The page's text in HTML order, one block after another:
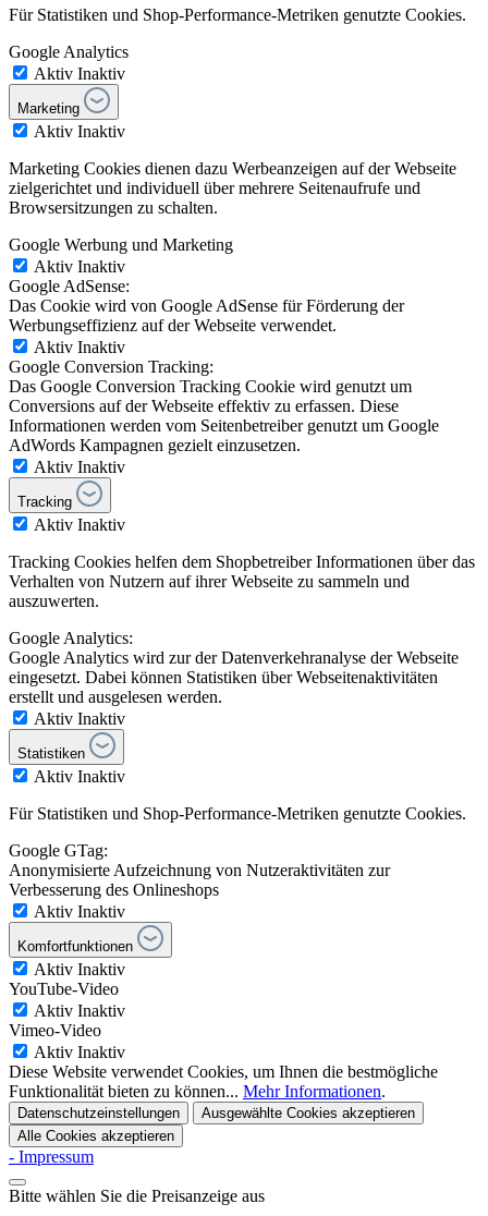
Für Statistiken und Shop-Performance-Metriken genutzte Cookies.
Google Analytics
Aktiv Inaktiv
Marketing
Aktiv Inaktiv
Marketing Cookies dienen dazu Werbeanzeigen auf der Webseite
zielgerichtet und individuell über mehrere Seitenaufrufe und
Browsersitzungen zu schalten.
Google Werbung und Marketing
Aktiv Inaktiv
Google AdSense:
Das Cookie wird von Google AdSense für Förderung der
Werbungseffizienz auf der Webseite verwendet.
Aktiv Inaktiv
Google Conversion Tracking:
Das Google Conversion Tracking Cookie wird genutzt um
Conversions auf der Webseite effektiv zu erfassen. Diese
Informationen werden vom Seitenbetreiber genutzt um Google
AdWords Kampagnen gezielt einzusetzen.
Aktiv Inaktiv
Tracking
Aktiv Inaktiv
Tracking Cookies helfen dem Shopbetreiber Informationen über das
Verhalten von Nutzern auf ihrer Webseite zu sammeln und
auszuwerten.
Google Analytics:
Google Analytics wird zur der Datenverkehranalyse der Webseite
eingesetzt. Dabei können Statistiken über Webseitenaktivitäten
erstellt und ausgelesen werden.
Aktiv Inaktiv
Statistiken
Aktiv Inaktiv
Für Statistiken und Shop-Performance-Metriken genutzte Cookies.
Google GTag:
Anonymisierte Aufzeichnung von Nutzeraktivitäten zur
Verbesserung des Onlineshops
Aktiv Inaktiv
Komfortfunktionen
Aktiv Inaktiv
YouTube-Video
Aktiv Inaktiv
Vimeo-Video
Aktiv Inaktiv
Diese Website verwendet Cookies, um Ihnen die bestmögliche
Funktionalität bieten zu können... Mehr Informationen.
Datenschutzeinstellungen
Ausgewählte Cookies akzeptieren
Alle Cookies akzeptieren
- Impressum
Bitte wählen Sie die Preisanzeige aus